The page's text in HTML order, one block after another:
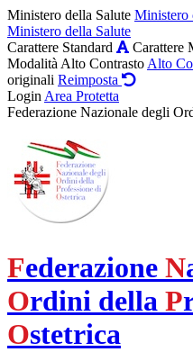
Ministero della Salute Ministero
Ministero della Salute
Carattere Standard
Carattere
Modalità Alto Contrasto Alto
originali Reimposta
Login Area Protetta
Federazione Nazionale degli
Federazione N
Ordini della P
Ostetrica